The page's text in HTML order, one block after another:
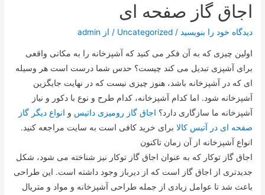
اجاق گاز صفحه ای
دیدگاه‌ خود را بنویسید /
Uncategorized / از admin
اولین چیزی که به آن فکر می کنید که آشپزخانه را به مکانی واقعی
برای آشپزی تبدیل می کند چیست؟ حدس شما درست است هر وسیله
ای که در آشپزخانه باشد، هنوز چیزی نیست که در نهایت جایگزین
آشپزخانه شود. اما کدام آشپزخانه، کدام طرح و نوع با دکور و نیاز
آشپزخانه ما سازگاری دارد؟ اجاق گاز رومیزی داتیس و انواع دیگر گاز
صفحه ای در آتیس کالا برای خرید کافی است به سایت مراجعه کنید.
انواع آشپزخانه از آن زمان تاکنون
اجاق گاز توکار که به عنوان اجاق گاز توکار نیز شناخته می شود، شکل
جدیدتری از اجاق گاز است که از دیرباز وجود داشته است. این طراحی
باعث شد تا عوامل زیادی از جمله طراحی آشپزخانه و مواد و متریال